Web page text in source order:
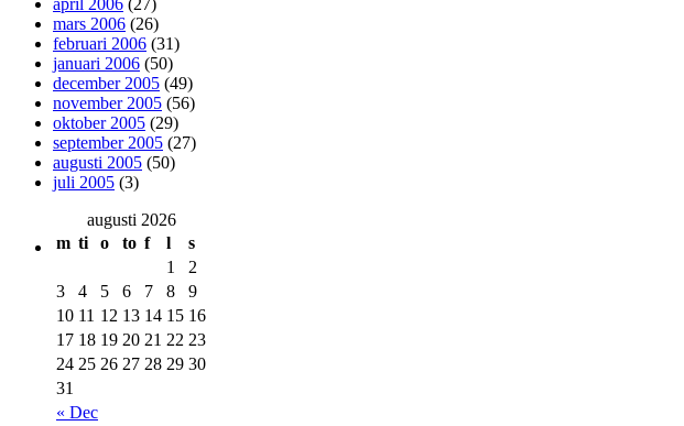
april 2006 (27)
mars 2006 (26)
februari 2006 (31)
januari 2006 (50)
december 2005 (49)
november 2005 (56)
oktober 2005 (29)
september 2005 (27)
augusti 2005 (50)
juli 2005 (3)
augusti 2026
m ti o to f l s
« Dec
1
2
3
4 5 6 7 8
9
10 11 12 13 14 15 16
17 18 19 20 21 22 23
24 25 26 27 28 29 30
31